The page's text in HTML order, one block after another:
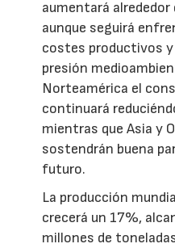
aumentará
aunque seguirá
costes productivos
presión
Norteamérica el
continuará
mientras que Asia y
sostendrán buena
futuro.
La producción
crecerá un 17%,
millones de